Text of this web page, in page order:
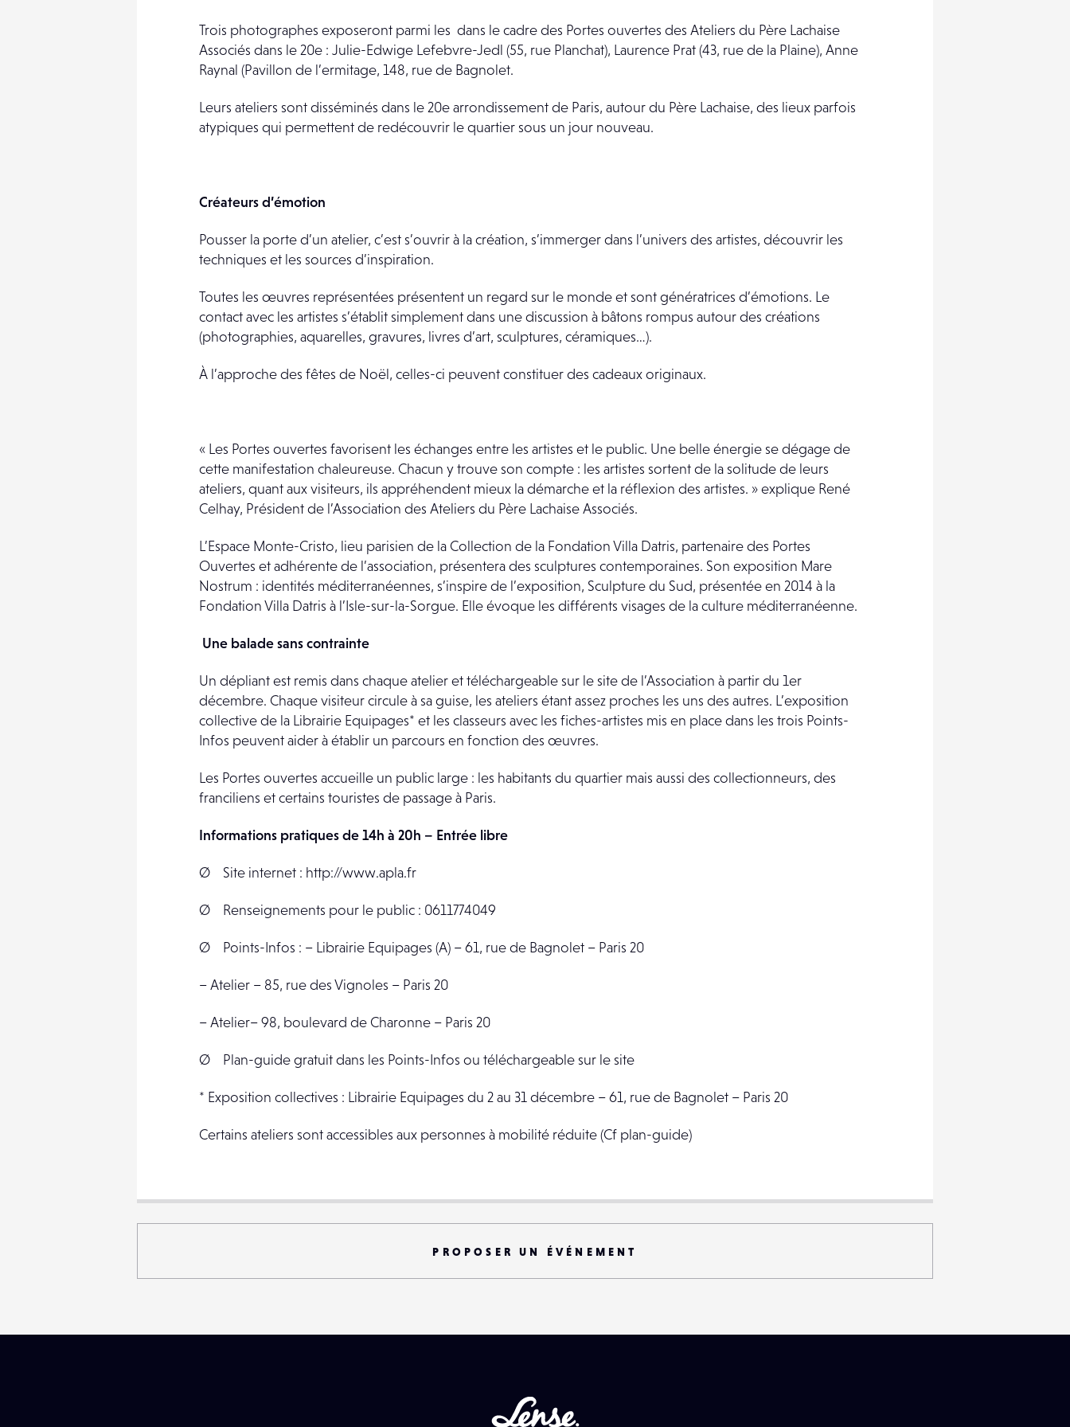
Trois photographes exposeront parmi les dans le cadre des Portes ouvertes des Ateliers du Père Lachaise
Associés dans le 20e : Julie-Edwige Lefebvre-Jedl (55, rue Planchat), Laurence Prat (43, rue de la Plaine), Anne
Raynal (Pavillon de l’ermitage, 148, rue de Bagnolet.
Leurs ateliers sont disséminés dans le 20e arrondissement de Paris, autour du Père Lachaise, des lieux parfois
atypiques qui permettent de redécouvrir le quartier sous un jour nouveau.
Créateurs d’émotion
Pousser la porte d’un atelier, c’est s’ouvrir à la création, s’immerger dans l’univers des artistes, découvrir les
techniques et les sources d’inspiration.
Toutes les œuvres représentées présentent un regard sur le monde et sont génératrices d’émotions. Le
contact avec les artistes s’établit simplement dans une discussion à bâtons rompus autour des créations
(photographies, aquarelles, gravures, livres d’art, sculptures, céramiques…).
À l’approche des fêtes de Noël, celles-ci peuvent constituer des cadeaux originaux.
« Les Portes ouvertes favorisent les échanges entre les artistes et le public. Une belle énergie se dégage de
cette manifestation chaleureuse. Chacun y trouve son compte : les artistes sortent de la solitude de leurs
ateliers, quant aux visiteurs, ils appréhendent mieux la démarche et la réflexion des artistes. » explique René
Celhay, Président de l’Association des Ateliers du Père Lachaise Associés.
L’Espace Monte-Cristo, lieu parisien de la Collection de la Fondation Villa Datris, partenaire des Portes
Ouvertes et adhérente de l’association, présentera des sculptures contemporaines. Son exposition Mare
Nostrum : identités méditerranéennes, s’inspire de l’exposition, Sculpture du Sud, présentée en 2014 à la
Fondation Villa Datris à l’Isle-sur-la-Sorgue. Elle évoque les différents visages de la culture méditerranéenne.
Une balade sans contrainte
Un dépliant est remis dans chaque atelier et téléchargeable sur le site de l’Association à partir du 1er
décembre. Chaque visiteur circule à sa guise, les ateliers étant assez proches les uns des autres. L’exposition
collective de la Librairie Equipages* et les classeurs avec les fiches-artistes mis en place dans les trois Points-
Infos peuvent aider à établir un parcours en fonction des œuvres.
Les Portes ouvertes accueille un public large : les habitants du quartier mais aussi des collectionneurs, des
franciliens et certains touristes de passage à Paris.
Informations pratiques de 14h à 20h – Entrée libre
Ø Site internet : http://www.apla.fr
Ø Renseignements pour le public : 0611774049
Ø Points-Infos : – Librairie Equipages (A) – 61, rue de Bagnolet – Paris 20
– Atelier – 85, rue des Vignoles – Paris 20
– Atelier– 98, boulevard de Charonne – Paris 20
Ø Plan-guide gratuit dans les Points-Infos ou téléchargeable sur le site
* Exposition collectives : Librairie Equipages du 2 au 31 décembre – 61, rue de Bagnolet – Paris 20
Certains ateliers sont accessibles aux personnes à mobilité réduite (Cf plan-guide)
PROPOSER UN ÉVÉNEMENT